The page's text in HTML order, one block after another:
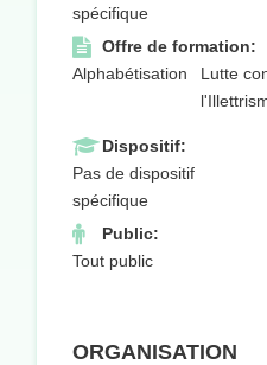
spécifique
Offre de formation:
Alphabétisation
Lutte
Dispositif:
Pas de dispositif
spécifique
Public:
Tout public
ORGANISATION